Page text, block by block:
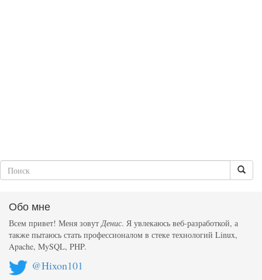
Обо мне
Всем привет! Меня зовутДенис. Я увлекаюсь веб-разработкой, а
также пытаюсь стать профессионалом в стеке технологий Linux,
Apache, MySQL, PHP.
@Hixon101